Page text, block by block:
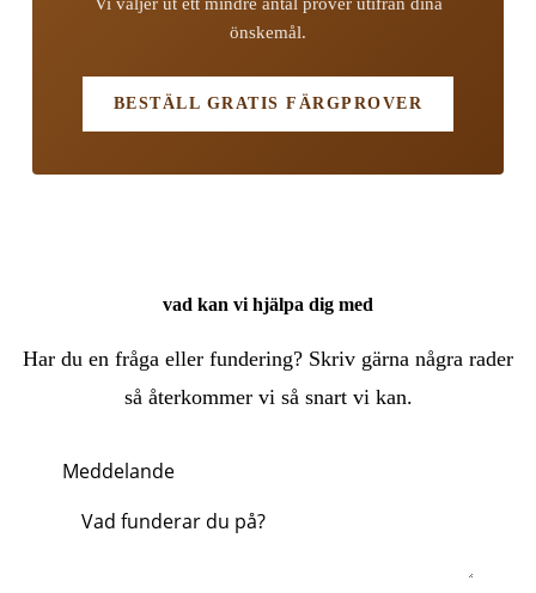
önskemål.
BESTÄLL GRATIS FÄRGPROVER
vad kan vi hjälpa dig med
Har du en fråga eller fundering? Skriv gärna några rader
så återkommer vi så snart vi kan.
Meddelande